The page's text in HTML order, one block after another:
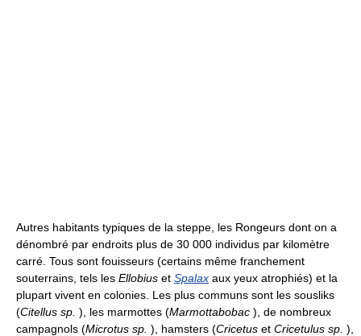
Autres habitants typiques de la steppe, les Rongeurs dont on a
dénombré par endroits plus de 30 000 individus par kilomètre
carré. Tous sont fouisseurs (certains même franchement
souterrains, tels les Ellobius et Spalax aux yeux atrophiés) et la
plupart vivent en colonies. Les plus communs sont les sousliks
(Citellus sp. ), les marmottes (Marmottabobac ), de nombreux
campagnols (Microtus sp. ), hamsters (Cricetus et Cricetulus sp. ),